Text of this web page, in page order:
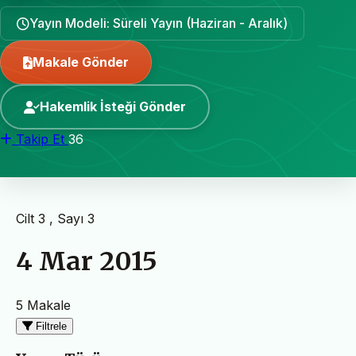
Yayın Modeli: Süreli Yayın (Haziran - Aralık)
Makale Gönder
Hakemlik İsteği Gönder
Takip Et 36
Cilt 3 , Sayı 3
4 Mar 2015
5 Makale
Filtrele